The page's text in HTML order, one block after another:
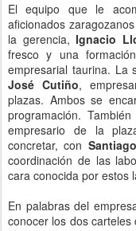
El equipo que le
aficionados
la gerencia,Ignacio
fresco y una
empresarial taurina. La
José Cutiño,
plazas. Ambos se
programación.
empresario de la
concretar, con
coordinación de las
cara conocida por estos
En palabras del
conocer los dos